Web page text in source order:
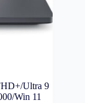
Ultra 9
Win 11